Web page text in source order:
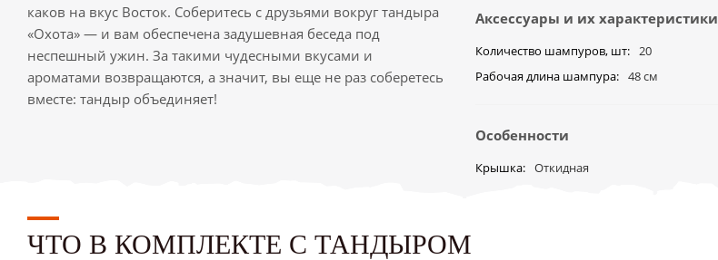
каков на вкус Восток. Соберитесь с друзьями вокруг тандыра
«Охота» — и вам обеспечена задушевная беседа под
неспешный ужин. За такими чудесными вкусами и
ароматами возвращаются, а значит, вы еще не раз соберетесь
вместе: тандыр объединяет!
Аксессуары и их характеристики
Количество шампуров, шт
20
Рабочая длина шампура
48 см
Особенности
Крышка Откидная
ЧТО В КОМПЛЕКТЕ С ТАНДЫРОМ